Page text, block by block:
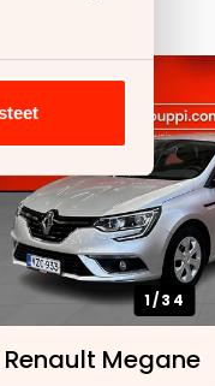
1/34
Renault Megane